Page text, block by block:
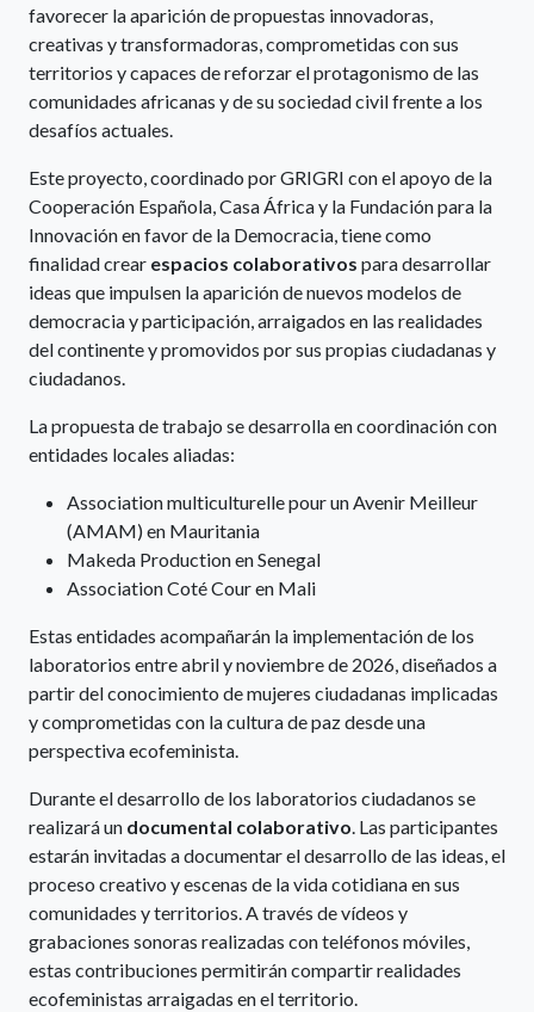
favorecer la aparición de propuestas innovadoras,
creativas y transformadoras, comprometidas con sus
territorios y capaces de reforzar el protagonismo de las
comunidades africanas y de su sociedad civil frente a los
desafíos actuales.
Este proyecto, coordinado por GRIGRI con el apoyo de la
Cooperación Española, Casa África y la Fundación para la
Innovación en favor de la Democracia, tiene como
finalidad crear espacios colaborativos para desarrollar
ideas que impulsen la aparición de nuevos modelos de
democracia y participación, arraigados en las realidades
del continente y promovidos por sus propias ciudadanas y
ciudadanos.
La propuesta de trabajo se desarrolla en coordinación con
entidades locales aliadas:
Association multiculturelle pour un Avenir Meilleur
(AMAM) en Mauritania
Makeda Production en Senegal
Association Coté Cour en Mali
Estas entidades acompañarán la implementación de los
laboratorios entre abril y noviembre de 2026, diseñados a
partir del conocimiento de mujeres ciudadanas implicadas
y comprometidas con la cultura de paz desde una
perspectiva ecofeminista.
Durante el desarrollo de los laboratorios ciudadanos se
realizará un documental colaborativo. Las participantes
estarán invitadas a documentar el desarrollo de las ideas, el
proceso creativo y escenas de la vida cotidiana en sus
comunidades y territorios. A través de vídeos y
grabaciones sonoras realizadas con teléfonos móviles,
estas contribuciones permitirán compartir realidades
ecofeministas arraigadas en el territorio.